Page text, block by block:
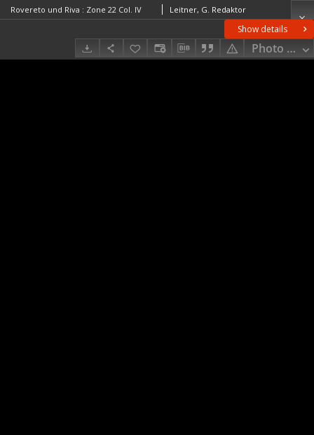
Show details
Photo
Rovereto und Riva : Zone 22 Col. IV Leitner, G. Redaktor